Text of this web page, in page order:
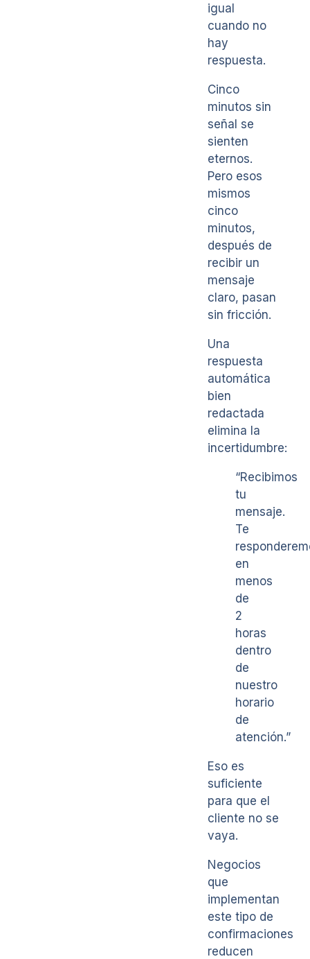
igual
cuando no
hay
respuesta.
Cinco
minutos sin
señal se
sienten
eternos.
Pero esos
mismos
cinco
minutos,
después de
recibir un
mensaje
claro, pasan
sin fricción.
Una
respuesta
automática
bien
redactada
elimina la
incertidumbre:
“Recibimos
tu
mensaje.
Te
en
menos
de
2
horas
dentro
de
nuestro
horario
de
atención.”
Eso es
suficiente
para que el
cliente no se
vaya.
Negocios
que
implementan
este tipo de
confirmaciones
reducen